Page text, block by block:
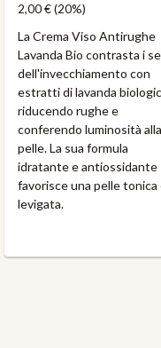
2,00 €(20%)
La Crema Viso Antirughe
Lavanda Bio contrasta i
dell'invecchiamento con
estratti di lavanda
riducendo rughe e
conferendo luminosità alla
pelle. La sua formula
idratante e antiossidante
favorisce una pelle tonica
levigata.